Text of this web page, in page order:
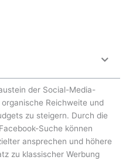
der Social-Media-
Reichweite und
zu steigern. Durch die
Suche können
ansprechen und höhere
zu klassischer Werbung